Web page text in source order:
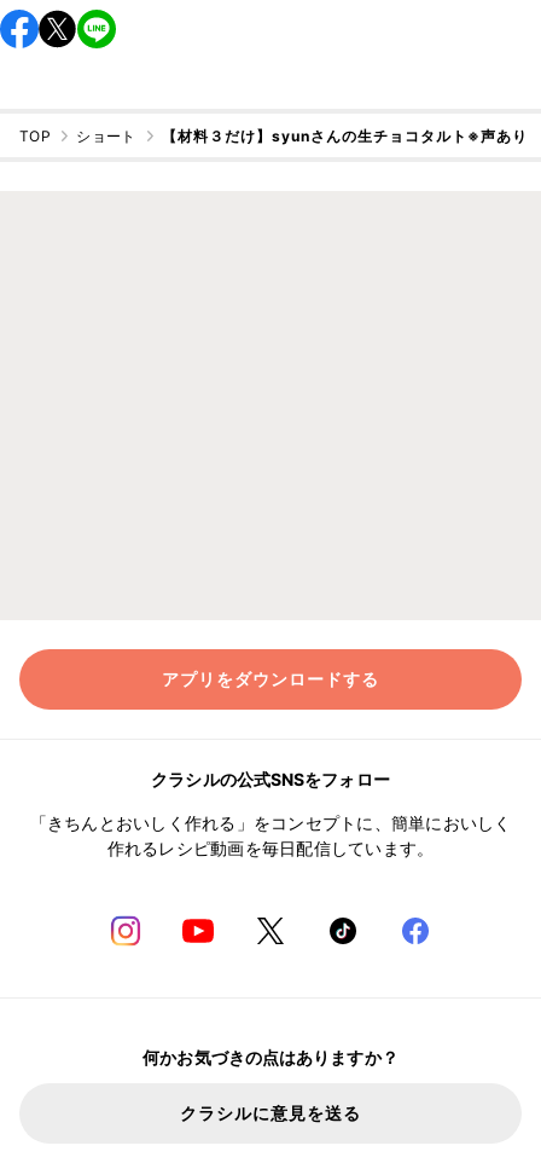
TOP ショート 【材料３だけ】syunさんの生チョコタルト※声あり
アプリをダウンロードする
クラシルの公式SNSをフォロー
「きちんとおいしく作れる」をコンセプトに、簡単においしく
作れるレシピ動画を毎日配信しています。
何かお気づきの点はありますか？
クラシルに意見を送る